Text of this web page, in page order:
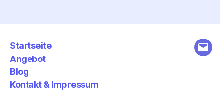
Startseite
Angebot
Blog
Kontakt & Impressum
E-